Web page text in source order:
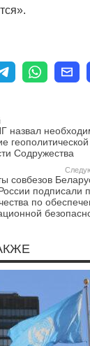
назвал
геополитической
Содружества
совбезов
подписали
по